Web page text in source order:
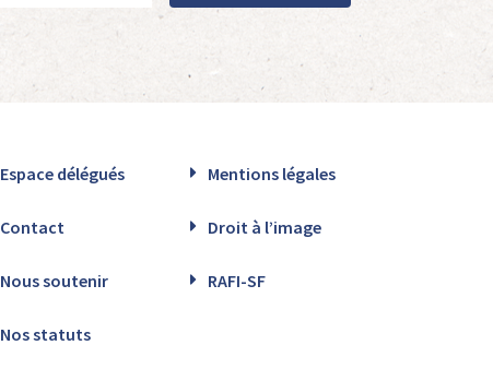
Espace délégués Mentions légales
Contact Droit à l’image
Nous soutenir RAFI-SF
Nos statuts